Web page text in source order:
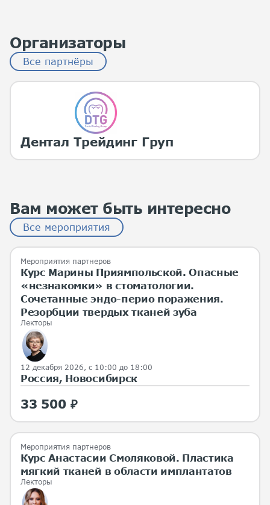
Организаторы
Все партнёры
Дентал Трейдинг Груп
Вам может быть интересно
Все мероприятия
Мероприятия партнеров
Курс Марины Приямпольской. Опасные
«незнакомки» в стоматологии.
Сочетанные эндо-перио поражения.
Резорбции твердых тканей зуба
Лекторы
12 декабря 2026, с 10:00 до 18:00
Россия, Новосибирск
33 500 ₽
Мероприятия партнеров
Курс Анастасии Смоляковой. Пластика
мягкий тканей в области имплантатов
Лекторы